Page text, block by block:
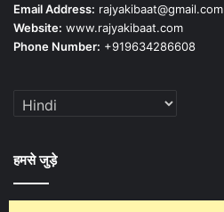
Email Address: rajyakibaat@gmail.com
Website: www.rajyakibaat.com
Phone Number: +919634286608
हमसे जुड़े